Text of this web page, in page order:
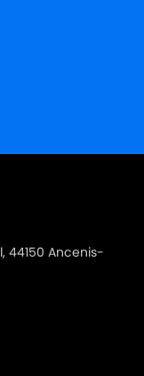
44150 Ancenis-